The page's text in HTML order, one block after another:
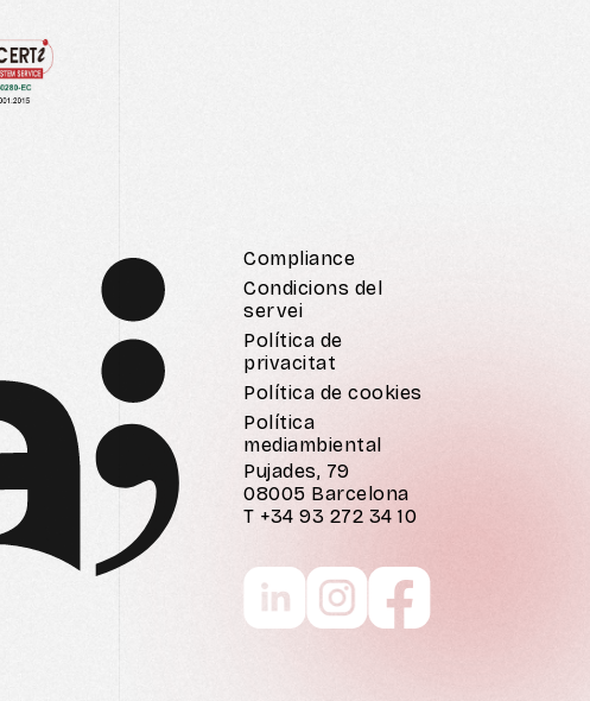
Compliance
Condicions del
servei
Política de
privacitat
Política de cookies
Política
mediambiental
Pujades, 79
08005 Barcelona
T +34 93 272 34 10